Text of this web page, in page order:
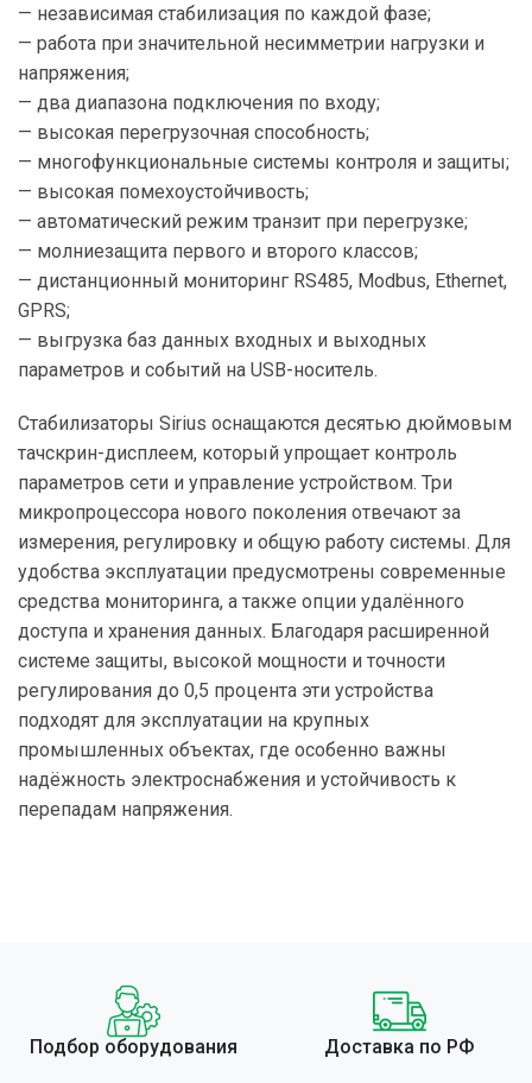
— независимая стабилизация по каждой фазе;
— работа при значительной несимметрии нагрузки и
напряжения;
— два диапазона подключения по входу;
— высокая перегрузочная способность;
— многофункциональные системы контроля и защиты;
— высокая помехоустойчивость;
— автоматический режим транзит при перегрузке;
— молниезащита первого и второго классов;
— дистанционный мониторинг RS485, Modbus, Ethernet,
GPRS;
— выгрузка баз данных входных и выходных
параметров и событий на USB-носитель.
Стабилизаторы Sirius оснащаются десятью дюймовым
тачскрин-дисплеем, который упрощает контроль
параметров сети и управление устройством. Три
микропроцессора нового поколения отвечают за
измерения, регулировку и общую работу системы. Для
удобства эксплуатации предусмотрены современные
средства мониторинга, а также опции удалённого
доступа и хранения данных. Благодаря расширенной
системе защиты, высокой мощности и точности
регулирования до 0,5 процента эти устройства
подходят для эксплуатации на крупных
промышленных объектах, где особенно важны
надёжность электроснабжения и устойчивость к
перепадам напряжения.
Подбор оборудования Доставка по РФ